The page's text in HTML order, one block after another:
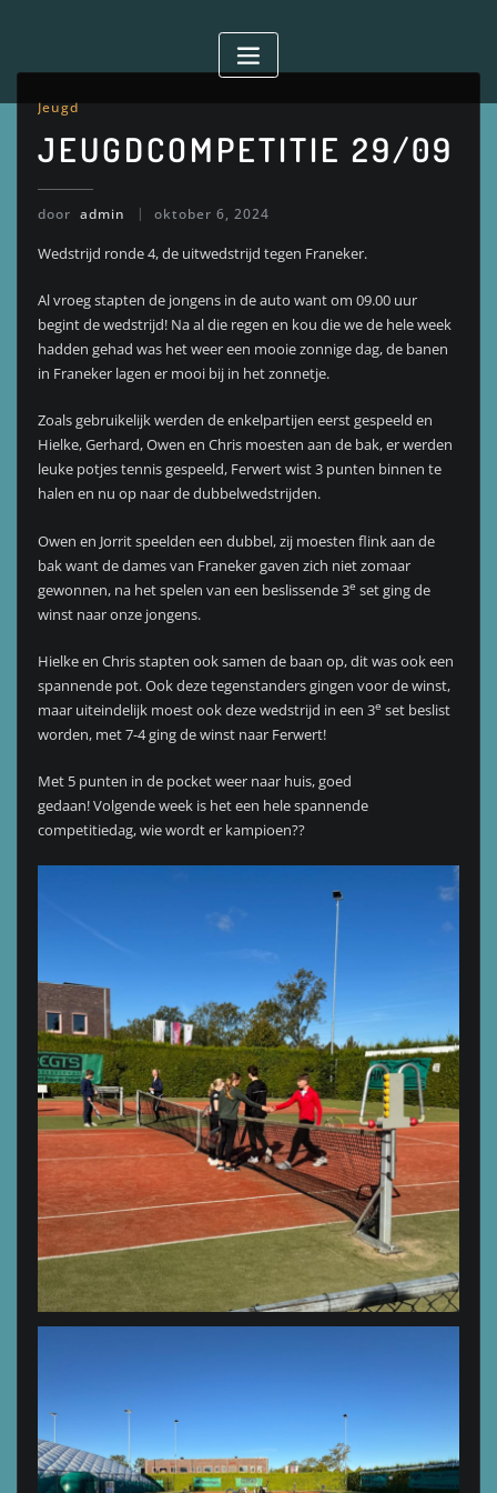
Jeugd
JEUGDCOMPETITIE 29/09
door admin oktober 6, 2024
Wedstrijd ronde 4, de uitwedstrijd tegen Franeker.
Al vroeg stapten de jongens in de auto want om 09.00 uur
begint de wedstrijd! Na al die regen en kou die we de hele week
hadden gehad was het weer een mooie zonnige dag, de banen
in Franeker lagen er mooi bij in het zonnetje.
Zoals gebruikelijk werden de enkelpartijen eerst gespeeld en
Hielke, Gerhard, Owen en Chris moesten aan de bak, er werden
leuke potjes tennis gespeeld, Ferwert wist 3 punten binnen te
halen en nu op naar de dubbelwedstrijden.
Owen en Jorrit speelden een dubbel, zij moesten flink aan de
bak want de dames van Franeker gaven zich niet zomaar
gewonnen, na het spelen van een beslissende 3e set ging de
winst naar onze jongens.
Hielke en Chris stapten ook samen de baan op, dit was ook een
spannende pot. Ook deze tegenstanders gingen voor de winst,
maar uiteindelijk moest ook deze wedstrijd in een 3e set beslist
worden, met 7-4 ging de winst naar Ferwert!
Met 5 punten in de pocket weer naar huis, goed
gedaan! Volgende week is het een hele spannende
competitiedag, wie wordt er kampioen??